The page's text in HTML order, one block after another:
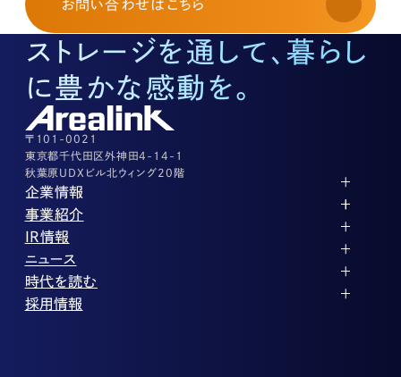
土地活用に関するお問い合わせ
03-3526-8574
底地に関するお問い合わせ
03-3526-8572
株式に関するお問い合わせ
03-3526-8556
その他上記に当てはまらない案件等
03-3526-8556
お問い合わせ はこちら
ストレージを通して、暮らし
に豊かな感動を。
〒101-0021
東京都千代田区外神田4-14-1
秋葉原UDXビル北ウィング20階
企業情報
代表メッセージ
企業理念
会社概要
役員紹介
沿革
コーポレートガバナンス
事業紹介
ストレージ事業
パートナー制度
ストレージライフ
土地権利整備事業
オフィス事業
アセット事業
IR情報
IRカレンダー
中期経営計画
事業等のリスク
ニュース
PR
IR
時代を読む
投稿一覧
採用情報